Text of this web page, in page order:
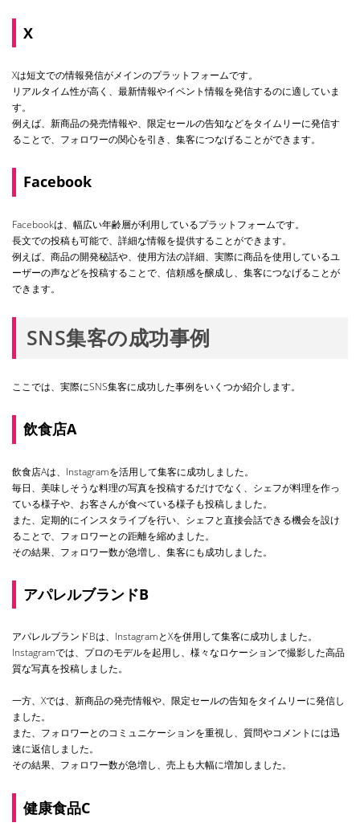
X
Xは短文での情報発信がメインのプラットフォームです。
リアルタイム性が高く、最新情報やイベント情報を発信するのに適していま
す。
例えば、新商品の発売情報や、限定セールの告知などをタイムリーに発信す
ることで、フォロワーの関心を引き、集客につなげることができます。
Facebook
Facebookは、幅広い年齢層が利用しているプラットフォームです。
長文での投稿も可能で、詳細な情報を提供することができます。
例えば、商品の開発秘話や、使用方法の詳細、実際に商品を使用しているユ
ーザーの声などを投稿することで、信頼感を醸成し、集客につなげることが
できます。
SNS集客の成功事例
ここでは、実際にSNS集客に成功した事例をいくつか紹介します。
飲食店A
飲食店Aは、Instagramを活用して集客に成功しました。
毎日、美味しそうな料理の写真を投稿するだけでなく、シェフが料理を作っ
ている様子や、お客さんが食べている様子も投稿しました。
また、定期的にインスタライブを行い、シェフと直接会話できる機会を設け
ることで、フォロワーとの距離を縮めました。
その結果、フォロワー数が急増し、集客にも成功しました。
アパレルブランドB
アパレルブランドBは、InstagramとXを併用して集客に成功しました。
Instagramでは、プロのモデルを起用し、様々なロケーションで撮影した高品
質な写真を投稿しました。
一方、Xでは、新商品の発売情報や、限定セールの告知をタイムリーに発信し
ました。
また、フォロワーとのコミュニケーションを重視し、質問やコメントには迅
速に返信しました。
その結果、フォロワー数が急増し、売上も大幅に増加しました。
健康食品C